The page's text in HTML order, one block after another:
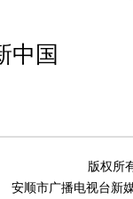
中国
版权所
安顺市广播电视台新